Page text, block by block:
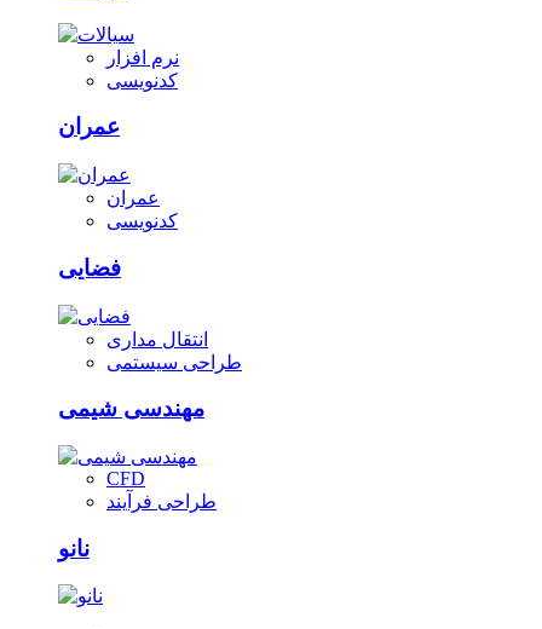
نرم افزار
کدنویسی
عمران
عمران
کدنویسی
فضایی
انتقال مداری
طراحی سیستمی
مهندسی شیمی
CFD
طراحی فرآیند
نانو